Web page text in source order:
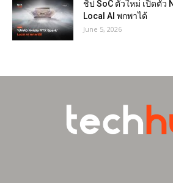
ชิป SoC ตัวใหม่ เปิดตัว
Local AI พกพาได้
June 5, 2026